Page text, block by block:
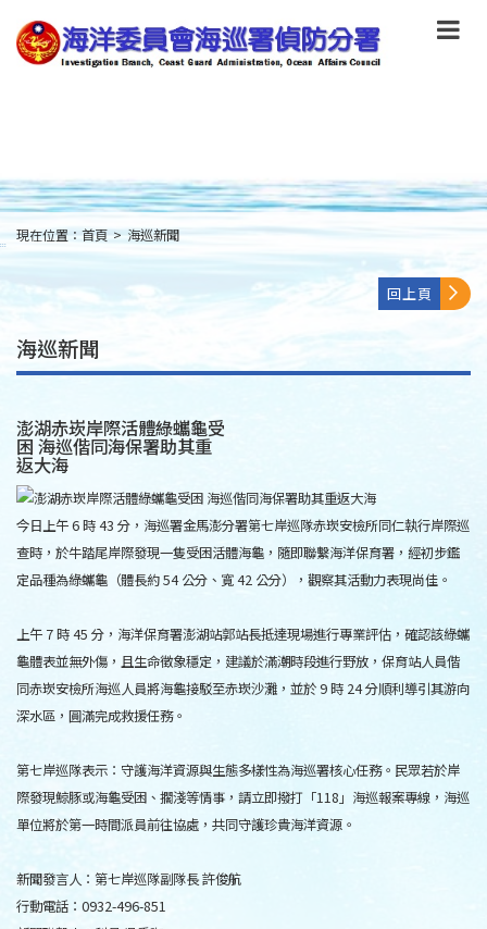
到
主
要
:::
現在位置： 首頁 > 海巡新聞
回上頁
海巡新聞
澎湖赤崁岸際活體綠蠵龜受
困 海巡偕同海保署助其重
返大海
今日上午 6 時 43 分，海巡署金馬澎分署第七岸巡隊赤崁安檢所同仁執行岸際巡
查時，於牛踏尾岸際發現一隻受困活體海龜，隨即聯繫海洋保育署，經初步鑑
定品種為綠蠵龜（體長約 54 公分、寬 42 公分），觀察其活動力表現尚佳。
上午 7 時 45 分，海洋保育署澎湖站郭站長抵達現場進行專業評估，確認該綠蠵
龜體表並無外傷，且生命徵象穩定，建議於滿潮時段進行野放，保育站人員偕
同赤崁安檢所海巡人員將海龜接駁至赤崁沙灘，並於 9 時 24 分順利導引其游向
深水區，圓滿完成救援任務。
第七岸巡隊表示：守護海洋資源與生態多樣性為海巡署核心任務。民眾若於岸
際發現鯨豚或海龜受困、擱淺等情事，請立即撥打「118」海巡報案專線，海巡
單位將於第一時間派員前往協處，共同守護珍貴海洋資源。
新聞發言人：第七岸巡隊副隊長 許俊航
行動電話：0932-496-851